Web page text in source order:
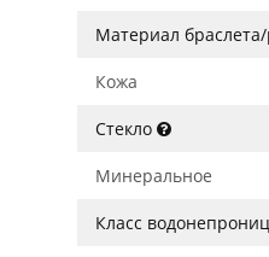
Материал
Кожа
Стекло
Минеральное
Класс